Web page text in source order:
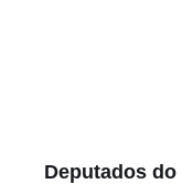
Deputados